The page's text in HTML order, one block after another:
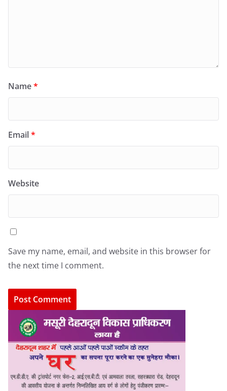
Name*
Email*
Website
Save my name, email, and website in this browser for
the next time I comment.